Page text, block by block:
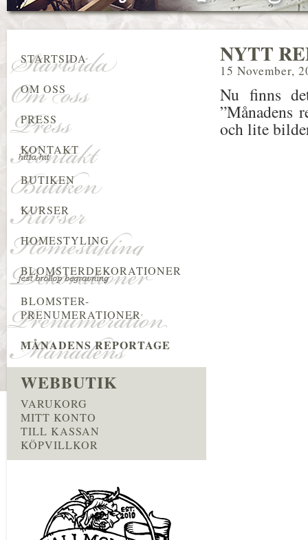
NYTT
15 November,
Nu finns
”Månadens
och lite
STARTSIDA
OM OSS
PRESS
KONTAKT
BUTIKEN
KURSER
HOMESTYLING
BLOMSTERDEKORATIONER
BLOMSTER-
PRENUMERATIONER
MÅNADENS REPORTAGE
WEBBUTIK
VARUKORG
MITT KONTO
TILL KASSAN
KÖPVILLKOR